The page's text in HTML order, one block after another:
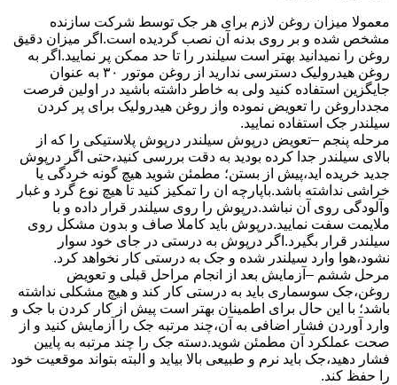
معمولا میزان روغن لازم برای هر جک توسط شرکت سازنده
مشخص شده و بر روی بدنه آن نصب گردیده است.اگر میزان دقیق
روغن را نمیدانید بهتر است سیلندر را تا حد ممکن پر نمایید.اگر به
روغن هیدرولیک دسترسی ندارید از روغن موتور ۳۰ به عنوان
جایگزین استفاده کنید ولی به خاطر داشته باشید در اولین فرصت
مجدداروغن را تعویض نموده واز روغن هیدرولیک برای پر کردن
سیلندر جک استفاده نمایید.
مرحله پنجم –تعویض درپوش سیلندر درپوش پلاستیکی را که از
بالای سیلندر جدا کرده بودید به دقت بررسی کنید،حتی اگر درپوش
جدید خریده اید،پیش از بستن؛ مطمئن شوید هیچ گونه خردگی یا
خراشی نداشته باشد.باپارچه ان را تمکیز کنید تا هیچ نوع گرد و غبار
وآلودگی روی آن نباشد.درپوش را روی سیلندر قرار داده و با
ملایمت سفت نمایید.درپوش باید کاملا صاف و بدون مشکل روی
سیلندر قرار بگیرد.اگر درپوش به درستی در جای خود سوار
نشود،هوا وارد سیلندر شده و جک به درستی کار نخواهد کرد.
مرحل ششم –آزمایش بعد از انجام مراحل قبلی و تعویض
روغن،جک سوسماری باید به درستی کار کند و هیچ مشکلی نداشته
باشد؛ با این حال برای اطمینان بهتر است پیش از کار کردن با جک و
وارد آوردن فشار اضافی به آن،چند مرتبه جک را آزمایش کنید و از
صحت عملکرد آن مطمئن شوید.دسته جک را چند مرتبه به پایین
فشار دهید،جک باید نرم و طبیعی بالا بیاید و البته بتواند موقعیت خود
را حفظ کند.